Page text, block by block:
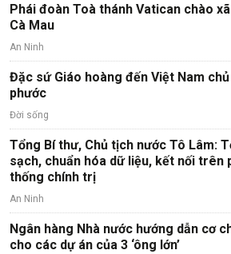
Phái đoàn Toà thánh Vatican chào
Cà Mau
An Ninh
Đặc sứ Giáo hoàng đến Việt Nam
phước
Đời sống
Tổng Bí thư, Chủ tịch nước Tô Lâm:
sạch, chuẩn hóa dữ liệu, kết nối trên
thống chính trị
An Ninh
Ngân hàng Nhà nước hướng dẫn cơ
cho các dự án của 3 ‘ông lớn’